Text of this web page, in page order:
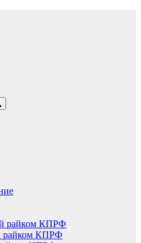
райком КПРФ
райком КПРФ